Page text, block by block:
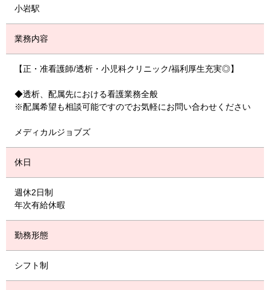
小岩駅
業務内容
【正・准看護師/透析・小児科クリニック/福利厚生充実◎】
◆透析、配属先における看護業務全般
※配属希望も相談可能ですのでお気軽にお問い合わせください
メディカルジョブズ
休日
週休2日制
年次有給休暇
勤務形態
シフト制